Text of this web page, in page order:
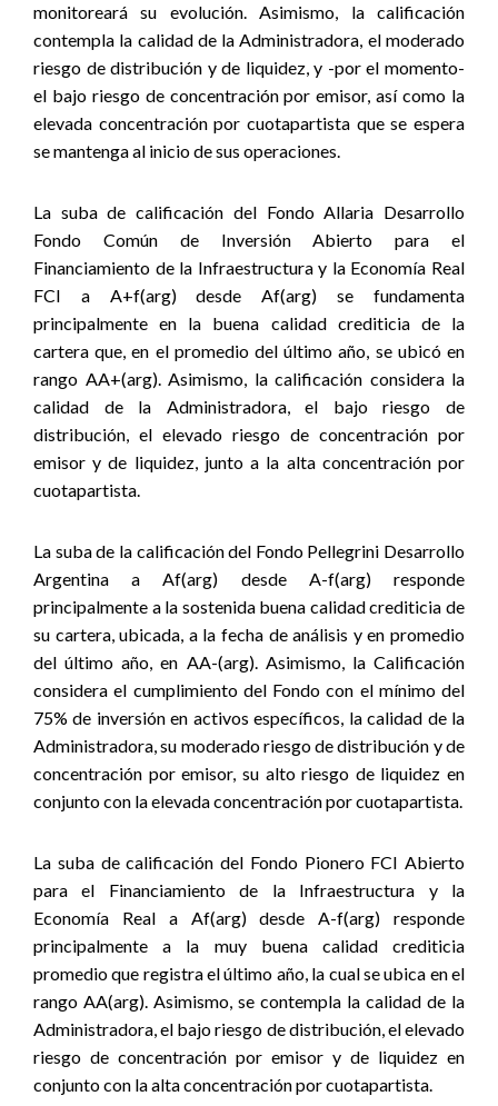
monitoreará su evolución. Asimismo, la calificación
contempla la calidad de la Administradora, el moderado
riesgo de distribución y de liquidez, y -por el momento-
el bajo riesgo de concentración por emisor, así como la
elevada concentración por cuotapartista que se espera
se mantenga al inicio de sus operaciones.
La suba de calificación del Fondo Allaria Desarrollo
Fondo Común de Inversión Abierto para el
Financiamiento de la Infraestructura y la Economía Real
FCI a A+f(arg) desde Af(arg) se fundamenta
principalmente en la buena calidad crediticia de la
cartera que, en el promedio del último año, se ubicó en
rango AA+(arg). Asimismo, la calificación considera la
calidad de la Administradora, el bajo riesgo de
distribución, el elevado riesgo de concentración por
emisor y de liquidez, junto a la alta concentración por
cuotapartista.
La suba de la calificación del Fondo Pellegrini Desarrollo
Argentina a Af(arg) desde A-f(arg) responde
principalmente a la sostenida buena calidad crediticia de
su cartera, ubicada, a la fecha de análisis y en promedio
del último año, en AA-(arg). Asimismo, la Calificación
considera el cumplimiento del Fondo con el mínimo del
75% de inversión en activos específicos, la calidad de la
Administradora, su moderado riesgo de distribución y de
concentración por emisor, su alto riesgo de liquidez en
conjunto con la elevada concentración por cuotapartista.
La suba de calificación del Fondo Pionero FCI Abierto
para el Financiamiento de la Infraestructura y la
Economía Real a Af(arg) desde A-f(arg) responde
principalmente a la muy buena calidad crediticia
promedio que registra el último año, la cual se ubica en el
rango AA(arg). Asimismo, se contempla la calidad de la
Administradora, el bajo riesgo de distribución, el elevado
riesgo de concentración por emisor y de liquidez en
conjunto con la alta concentración por cuotapartista.